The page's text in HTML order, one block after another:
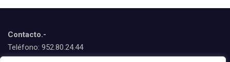
Contacto.-
Teléfono: 952.80.24.44